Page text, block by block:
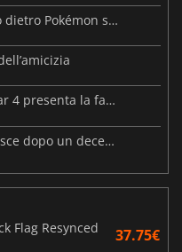
Beast of Reincarnation: lo studio dietro Pokémon su una nuova strada
Warhammer 40.000: Dawn of War 4 presenta la fazione dei Necron
Forsaken Realms: Vahrin's Call esce dopo un decennio di sviluppo
Flag Resynced
37.75€